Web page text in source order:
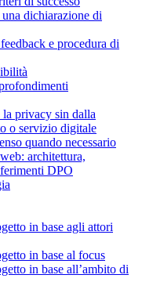
dichiarazione di
e procedura di
la privacy sin dalla
o servizio digitale
quando necessario
architettura,
DPO
in base agli attori
in base al focus
in base all’ambito di